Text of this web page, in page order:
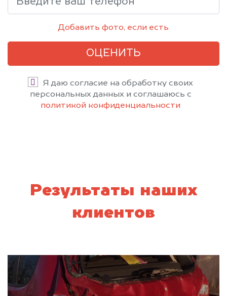
Добавить фото, если есть
ОЦЕНИТЬ
Я даю согласие на обработку своих
персональных данных и соглашаюсь с
политикой конфиденциальности
Результаты наших
клиентов